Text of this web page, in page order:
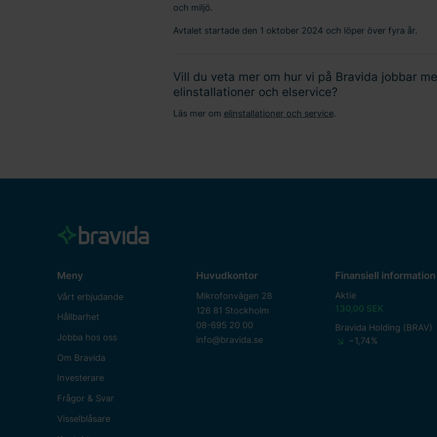
och miljö.
Avtalet startade den 1 oktober 2024 och löper över fyra år.
Vill du veta mer om hur vi på Bravida jobbar
elinstallationer och elservice?
Läs mer om elinstallationer och service.
Meny
Vårt erbjudande
Hållbarhet
Jobba hos oss
Om Bravida
Investerare
Frågor & Svar
Visselblåsare
Huvudkontor
Mikrofonvägen 28
126 81 Stockholm
08-695 20 00
info@bravida.se
Finansiell information
Aktie
130,00 SEK
Bravida Holding (BRAV)
−1,74%